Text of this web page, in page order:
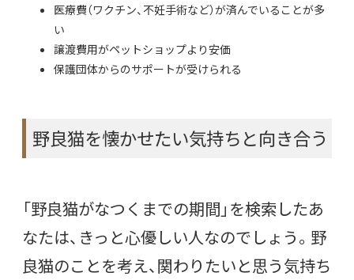
医療費（ワクチン、不妊手術など）が済んでいることが多
い
譲渡費用がペットショップより安価
保護団体からのサポートが受けられる
野良猫を懐かせたい気持ちと向き合う
「野良猫がなつくまでの期間」を検索したあ
なたは、きっと心優しい人なのでしょう。野
良猫のことを考え、関わりたいと思う気持ち